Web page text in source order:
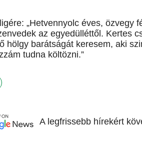
„Hetvennyolc éves, özvegy
az egyedülléttől. Kertes
hölgy barátságát keresem, aki
tudna költözni.”
A legfrissebb hírekért